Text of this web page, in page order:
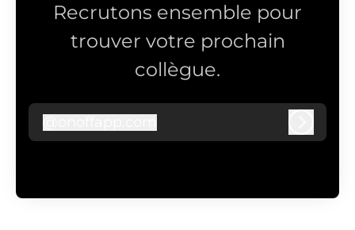
Recrutons ensemble pour
trouver votre prochain
collègue.
onoffapp.com